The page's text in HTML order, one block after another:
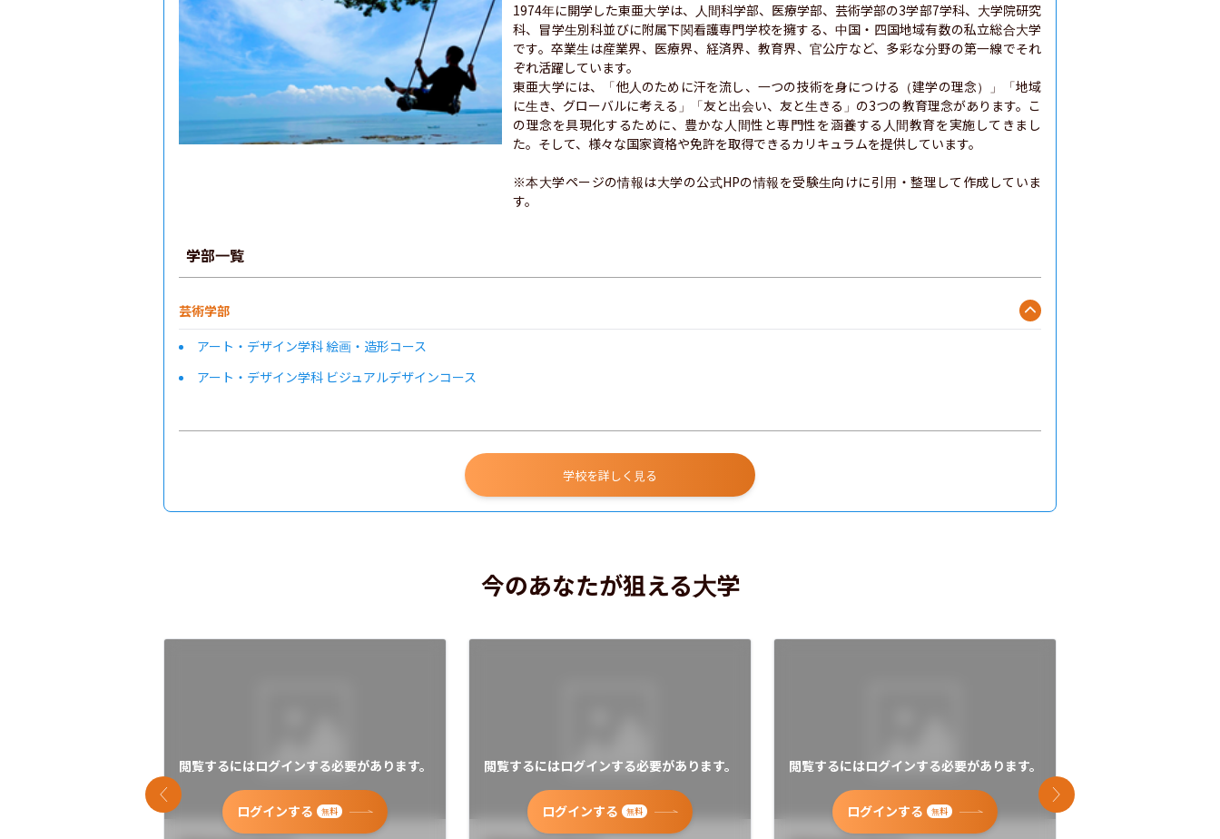
1974年に開学した東亜大学は、人間科学部、医療学部、芸術学部の3学部7学科、大学院研究
科、冒学生別科並びに附属下関看護専門学校を擁する、中国・四国地域有数の私立総合大学
です。卒業生は産業界、医療界、経済界、教育界、官公庁など、多彩な分野の第一線でそれ
ぞれ活躍しています。
東亜大学には、「他人のために汗を流し、一つの技術を身につける（建学の理念）」「地域
に生き、グローバルに考える」「友と出会い、友と生きる」の3つの教育理念があります。こ
の理念を具現化するために、豊かな人間性と専門性を涵養する人間教育を実施してきまし
た。そして、様々な国家資格や免許を取得できるカリキュラムを提供しています。
※本大学ページの情報は大学の公式HPの情報を受験生向けに引用・整理して作成していま
す。
学部一覧
芸術学部
アート・デザイン学科 絵画・造形コース
アート・デザイン学科 ビジュアルデザインコース
学校を詳しく見る
今のあなたが狙える大学
閲覧するにはログインする必要があります。
ログインする 無料
閲覧するにはログインする必要があります。
ログインする 無料
閲覧するにはログインする必要があります。
ログインする 無料
前のスライド 次のスライド